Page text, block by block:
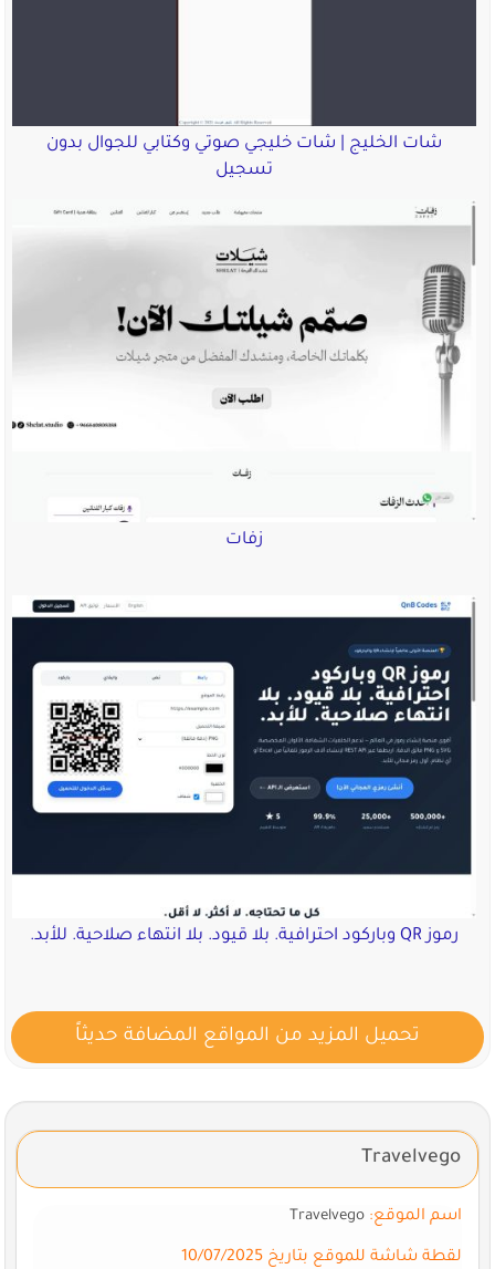
شات الخليج | شات خليجي صوتي وكتابي للجوال بدون
تسجيل
زفات
رموز QR وباركود احترافية. بلا قيود. بلا انتهاء صلاحية. للأبد.
تحميل المزيد من المواقع المضافة حديثاً
Travelvego
اسم الموقع:Travelvego
لقطة شاشة للموقع بتاريخ 10/07/2025